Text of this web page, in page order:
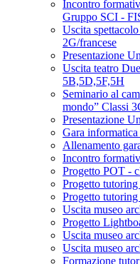
Incontro
Gruppo SCI -
Uscita
2G/francese
Presentazione
Uscita teatro
5B,5D,5F,5H
Seminario al
mondo” Classi
Presentazione
Gara informatica
Allenamento
Incontro
Progetto POT -
Progetto tutoring
Progetto tutoring
Uscita museo
Progetto
Uscita museo
Uscita museo
Formazione